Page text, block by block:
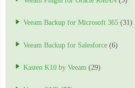
Veeam Backup for Microsoft 365 (31)
Veeam Backup for Salesforce (6)
Kasten K10 by Veeam (29)